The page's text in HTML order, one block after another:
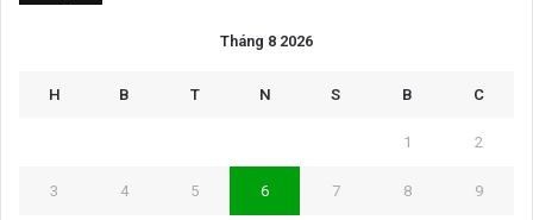
Tháng 8 2026
H B T N S B C
1 2
3 4 5 6 7 8 9